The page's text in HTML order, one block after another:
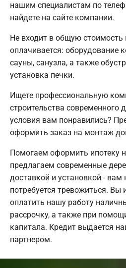
нашим специалистам по
найдете на сайте компании.
Не входит в общую стоимость
оплачивается: оборудование
сауны, санузла, а также
установка печки.
Ищете профессиональную
строительства
условия вам понравились?
оформить заказ на монтаж
Помогаем оформить ипотеку
предлагаем современные
доставкой и установкой - вам
потребуется тревожиться. Вы
оплатить нашу работу
рассрочку, а также при
капитала. Кредит выдается
партнером.